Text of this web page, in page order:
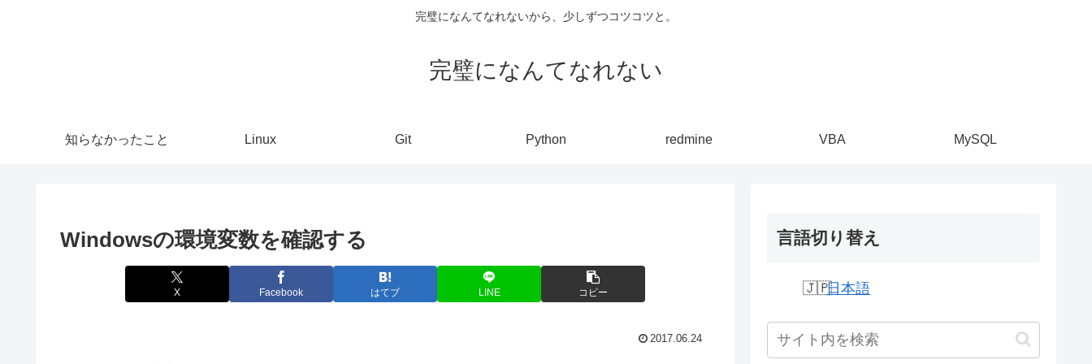
完璧になんてなれないから、少しずつコツコツと。
完璧になんてなれない
知らなかったこと Linux Git Python redmine VBA MySQL
Windowsの環境変数を確認する
X Facebook はてブ LINE コピー
2017.06.24
言語切り替え
日本語